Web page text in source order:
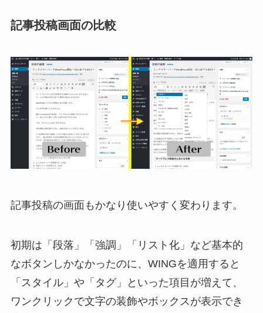
記事投稿画面の比較
記事投稿の画面もかなり使いやすく変わります。
初期は「段落」「強調」「リスト化」など基本的
なボタンしかなかったのに、WINGを適用すると
「スタイル」や「タグ」といった項目が増えて、
ワンクリックで文字の装飾やボックスが表示でき